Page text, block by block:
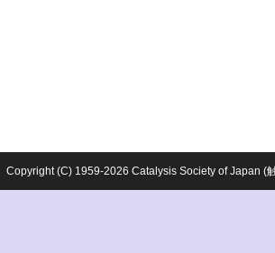
Copyright (C) 1959-2026 Catalysis Society of Japan (